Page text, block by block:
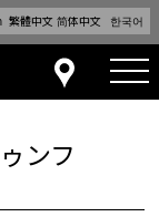
繁體中文 简体中文 한국어
アンド
ツアンド
ーツア
ース
アクセス
ンフ